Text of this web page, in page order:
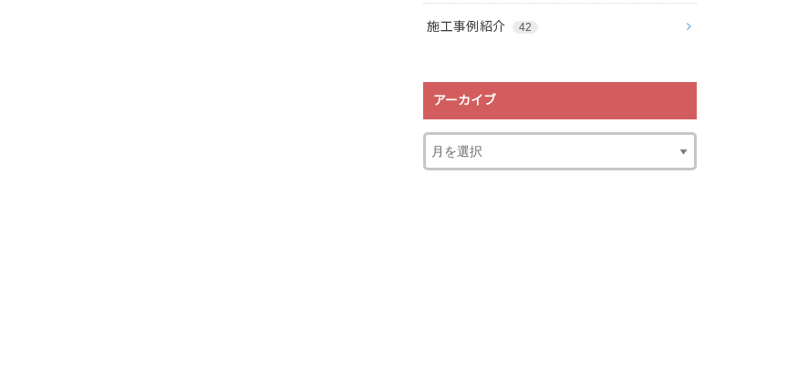
施工事例紹介 42
アーカイブ